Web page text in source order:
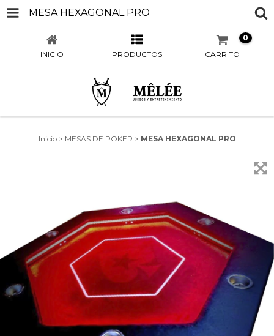
MESA HEXAGONAL PRO
INICIO PRODUCTOS CARRITO
0
Inicio > MESAS DE POKER > MESA HEXAGONAL PRO